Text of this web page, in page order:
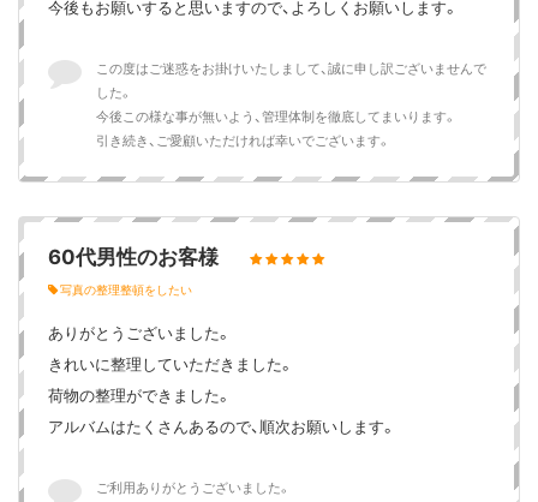
今後もお願いすると思いますので、よろしくお願いします。
この度はご迷惑をお掛けいたしまして、誠に申し訳ございませんで
した。
今後この様な事が無いよう、管理体制を徹底してまいります。
引き続き、ご愛顧いただければ幸いでございます。
60代男性のお客様
写真の整理整頓をしたい
ありがとうございました。
きれいに整理していただきました。
荷物の整理ができました。
アルバムはたくさんあるので、順次お願いします。
ご利用ありがとうございました。